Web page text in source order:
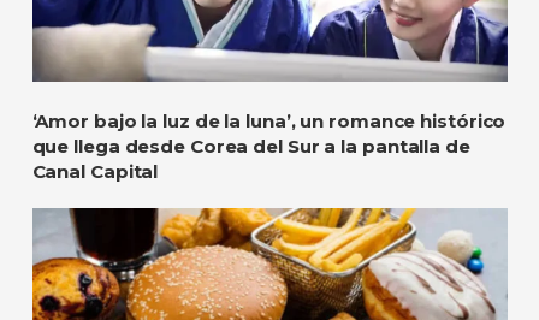
‘Amor bajo la luz de la luna’, un romance histórico
que llega desde Corea del Sur a la pantalla de
Canal Capital